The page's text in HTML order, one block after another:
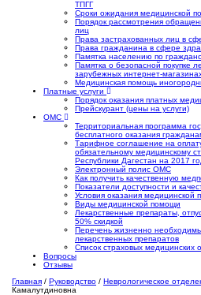
ТПГГ
Сроки ожидания медицинской
Порядок рассмотрения
лиц
Права застрахованных лиц в
Права гражданина в сфере
Памятка населению по
Памятка о безопасной покупке
зарубежных интернет-
Медицинская помощь
Платные услуги
Порядок оказания платных
Прейскурант (цены на услуги)
ОМС
Территориальная программа
бесплатного оказания
Тарифное соглашение на
обязательному медицинскому
Республики Дагестан на 2017
Электронный полис ОМС
Как получить качественную
Показатели доступности и
Условия оказания медицинской
Виды медицинской помощи
Лекарственные препараты,
50% скидкой
Перечень жизненно
лекарственных препаратов
Список страховых медицинских
Вопросы
Отзывы
Главная / Руководство / Неврологическое
Камалутдиновна